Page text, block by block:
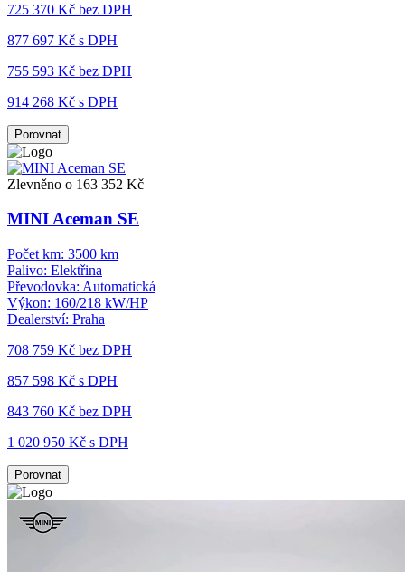
725 370 Kč bez DPH
877 697 Kč s DPH
755 593 Kč bez DPH
914 268 Kč s DPH
Porovnat
Zlevněno o 163 352 Kč
MINI Aceman SE
Počet km: 3500 km
Palivo: Elektřina
Převodovka: Automatická
Výkon: 160/218 kW/HP
Dealerství: Praha
708 759 Kč bez DPH
857 598 Kč s DPH
843 760 Kč bez DPH
1 020 950 Kč s DPH
Porovnat